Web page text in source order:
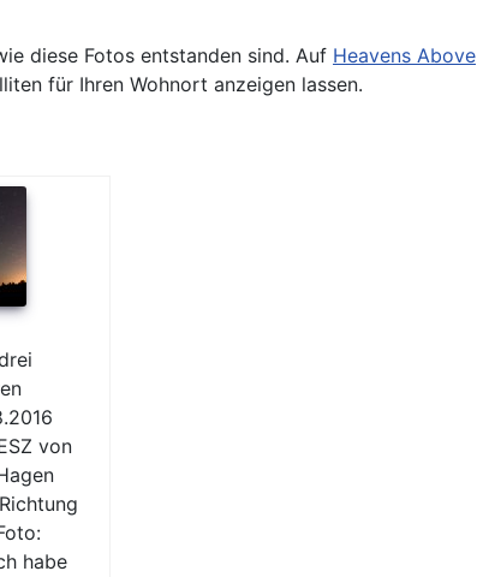
diese Fotos entstanden sind. Auf Heavens Above
für Ihren Wohnort anzeigen lassen.
von
habe